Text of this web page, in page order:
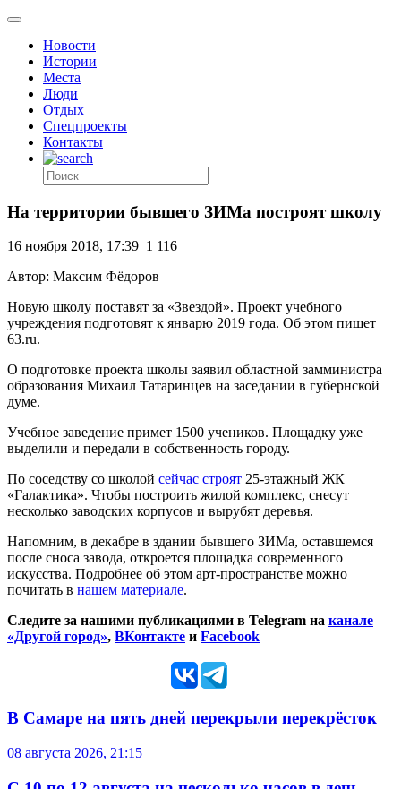
Новости
Истории
Места
Люди
Отдых
Спецпроекты
Контакты
На территории бывшего ЗИМа построят школу
16 ноября 2018, 17:39 1 116
Автор: Максим Фёдоров
Новую школу поставят за «Звездой». Проект учебного
учреждения подготовят к январю 2019 года. Об этом пишет
63.ru.
О подготовке проекта школы заявил областной замминистра
образования Михаил Татаринцев на заседании в губернской
думе.
Учебное заведение примет 1500 учеников. Площадку уже
выделили и передали в собственность городу.
По соседству со школой сейчас строят 25-этажный ЖК
«Галактика». Чтобы построить жилой комплекс, снесут
несколько заводских корпусов и вырубят деревья.
Напомним, в декабре в здании бывшего ЗИМа, оставшемся
после сноса завода, откроется площадка современного
искусства. Подробнее об этом арт-пространстве можно
почитать в нашем материале.
Следите за нашими публикациями в Telegram на канале
«Другой город», ВКонтакте и Facebook
В Самаре на пять дней перекрыли перекрёсток
08 августа 2026, 21:15